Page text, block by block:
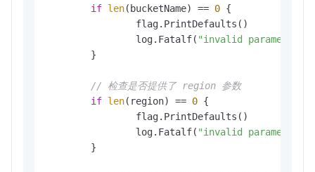
if len(bucketName) == 0 {
		log.Fatalf(
"invalid parameters,
// 检查是否提供了 region 参数
if len(region) == 0 {
		log.Fatalf(
"invalid